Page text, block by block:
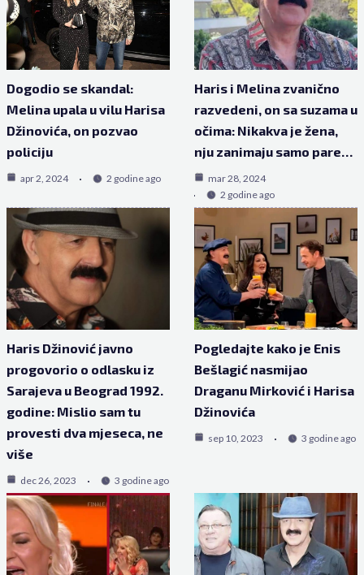
Dogodio se skandal:
Melina upala u vilu Harisa
Džinovića, on pozvao
policiju
apr 2, 2024 2 godine ago
Haris i Melina zvanično
razvedeni, on sa suzama u
očima: Nikakva je žena,
nju zanimaju samo pare…
mar 28, 2024
2 godine ago
Haris Džinović javno
progovorio o odlasku iz
Sarajeva u Beograd 1992.
godine: Mislio sam tu
provesti dva mjeseca, ne
više
dec 26, 2023 3 godine ago
Pogledajte kako je Enis
Bešlagić nasmijao
Draganu Mirković i Harisa
Džinovića
sep 10, 2023 3 godine ago